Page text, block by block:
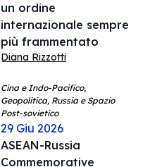
un ordine
internazionale sempre
più frammentato
Diana Rizzotti
Cina e Indo-Pacifico,
Geopolitica, Russia e Spazio
Post-sovietico
29 Giu 2026
ASEAN-Russia
Commemorative